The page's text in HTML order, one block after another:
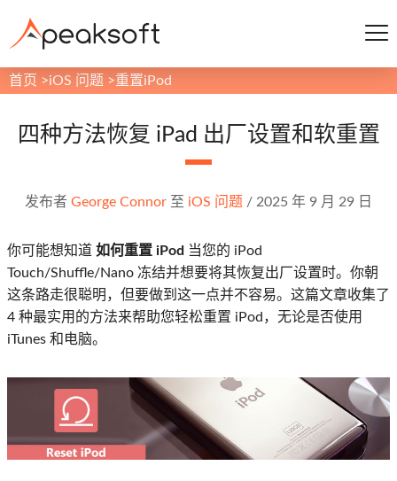
首页 >iOS 问题 >重置iPod
四种方法恢复 iPad 出厂设置和软重置
发布者 George Connor 至 iOS 问题 / 2025 年 9 月 29 日
你可能想知道 如何重置 iPod 当您的 iPod
Touch/Shuffle/Nano 冻结并想要将其恢复出厂设置时。你朝
这条路走很聪明，但要做到这一点并不容易。这篇文章收集了
4 种最实用的方法来帮助您轻松重置 iPod，无论是否使用
iTunes 和电脑。